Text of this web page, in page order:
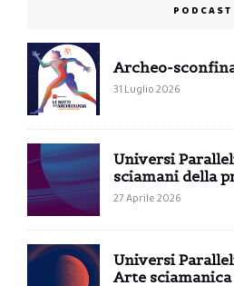
PODCAST
Archeo-
31 Luglio 2026
Universi
sciamani della
27 Aprile 2026
Universi
Arte